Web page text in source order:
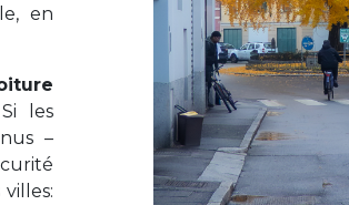
en
les
–